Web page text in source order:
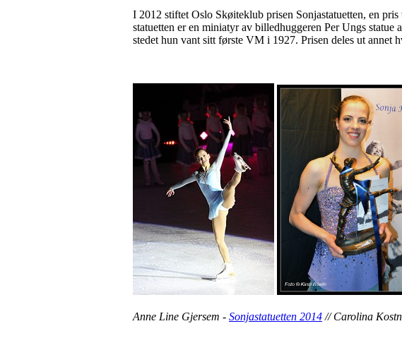
I 2012 stiftet Oslo Skøiteklub prisen Sonjastatuetten, en
statuetten er en miniatyr av billedhuggeren Per Ungs
stedet hun vant sitt første VM i 1927. Prisen deles ut annet
Anne Line Gjersem - Sonjastatuetten 2014 // Carolina